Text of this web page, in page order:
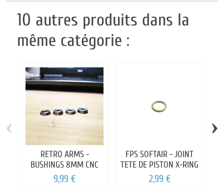
10 autres produits dans la
même catégorie :
RETRO ARMS -
BUSHINGS 8MM CNC
9,99 €
FPS SOFTAIR - JOINT
TETE DE PISTON X-RING
2,99 €
‹ ›